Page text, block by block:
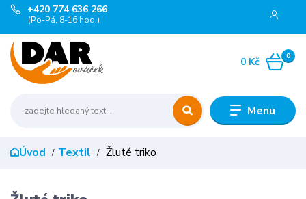
Menu
+420 774 636 266
(Po-Pá, 8-16 hod.)
0
0 Kč
Úvod Textil Žluté triko